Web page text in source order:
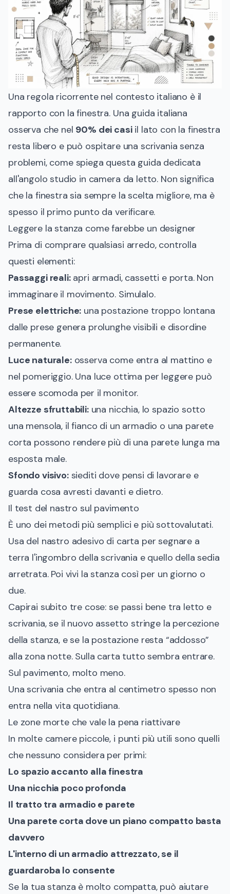
Una regola ricorrente nel contesto italiano è il
rapporto con la finestra. Una guida italiana
osserva che nel 90% dei casiil lato con la finestra
resta libero e può ospitare una scrivania senza
problemi, come spiega questa guida dedicata
all'angolo studio in camera da letto. Non significa
che la finestra sia sempre la scelta migliore, ma è
spesso il primo punto da verificare.
Leggere la stanza come farebbe un designer
Prima di comprare qualsiasi arredo, controlla
questi elementi:
Passaggi reali:apri armadi, cassetti e porta. Non
immaginare il movimento. Simulalo.
Prese elettriche: una postazione troppo lontana
dalle prese genera prolunghe visibili e disordine
permanente.
Luce naturale:osserva come entra al mattino e
nel pomeriggio. Una luce ottima per leggere può
essere scomoda per il monitor.
Altezze sfruttabili:una nicchia, lo spazio sotto
una mensola, il fianco di un armadio o una parete
corta possono rendere più di una parete lunga ma
esposta male.
Sfondo visivo:siediti dove pensi di lavorare e
guarda cosa avresti davanti e dietro.
Il test del nastro sul pavimento
È uno dei metodi più semplici e più sottovalutati.
Usa del nastro adesivo di carta per segnare a
terra l'ingombro della scrivania e quello della sedia
arretrata. Poi vivi la stanza così per un giorno o
due.
Capirai subito tre cose: se passi bene tra letto e
scrivania, se il nuovo assetto stringe la percezione
della stanza, e se la postazione resta “addosso”
alla zona notte. Sulla carta tutto sembra entrare.
Sul pavimento, molto meno.
Una scrivania che entra al centimetro spesso non
entra nella vita quotidiana.
Le zone morte che vale la pena riattivare
In molte camere piccole, i punti più utili sono quelli
che nessuno considera per primi:
Lo spazio accanto alla finestra
Una nicchia poco profonda
Il tratto tra armadio e parete
Una parete corta dove un piano compatto basta
davvero
L'interno di un armadio attrezzato, se il
guardaroba lo consente
Se la tua stanza è molto compatta, può aiutare